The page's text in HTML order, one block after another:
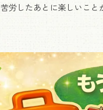
苦労したあとに楽しいこと